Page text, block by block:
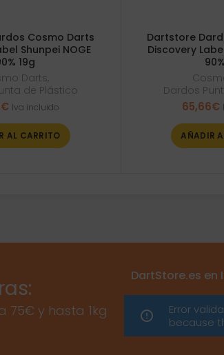
Cosmo Darts
Shunpei NOGE
19g
Darts,
de Plástico
€ Iva incluido
AL CARRITO
Dartstore
Discovery
Dardos
65,66€
AÑADIR
75€ y hasta 1kg
DartStore.es en
Error
because